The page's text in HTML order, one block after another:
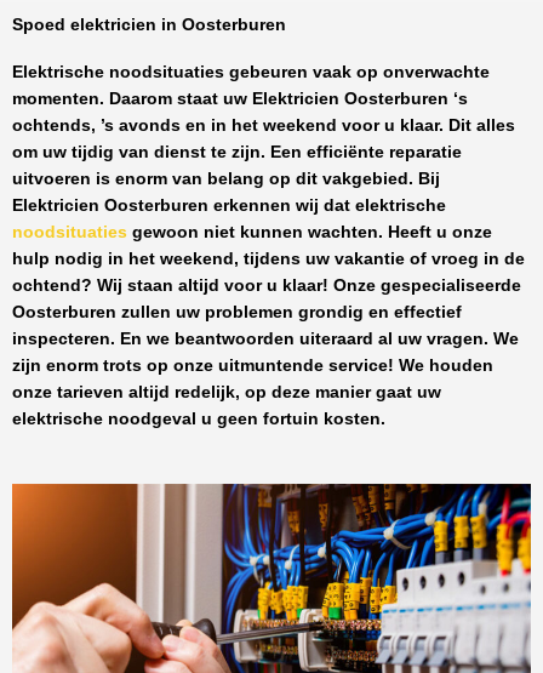
Spoed elektricien in Oosterburen
Elektrische noodsituaties gebeuren vaak op onverwachte
momenten. Daarom staat uw Elektricien Oosterburen ‘s
ochtends, ’s avonds en in het weekend voor u klaar. Dit alles
om uw tijdig van dienst te zijn. Een efficiënte reparatie
uitvoeren is enorm van belang op dit vakgebied. Bij
Elektricien Oosterburen erkennen wij dat elektrische
noodsituaties gewoon niet kunnen wachten. Heeft u onze
hulp nodig in het weekend, tijdens uw vakantie of vroeg in de
ochtend? Wij staan altijd voor u klaar! Onze gespecialiseerde
Oosterburen zullen uw problemen grondig en effectief
inspecteren. En we beantwoorden uiteraard al uw vragen. We
zijn enorm trots op onze uitmuntende service! We houden
onze tarieven altijd redelijk, op deze manier gaat uw
elektrische noodgeval u geen fortuin kosten.